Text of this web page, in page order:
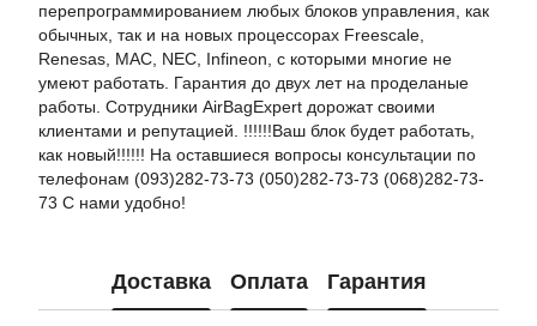
перепрограммированием любых блоков управления, как
обычных, так и на новых процессорах Freescale,
Renesas, MAC, NEC, Infineon, с которыми многие не
умеют работать. Гарантия до двух лет на проделаные
работы. Сотрудники AirBagExpert дорожат своими
клиентами и репутацией. !!!!!!Ваш блок будет работать,
как новый!!!!!! На оставшиеся вопросы консультации по
телефонам (093)282-73-73 (050)282-73-73 (068)282-73-
73 С нами удобно!
Доставка Оплата Гарантия